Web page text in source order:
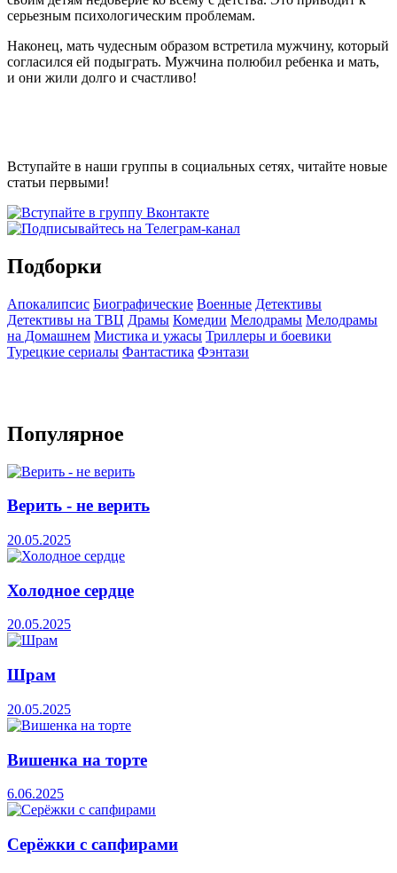
серьезным психологическим проблемам.
Наконец, мать чудесным образом встретила мужчину, который
согласился ей подыграть. Мужчина полюбил ребенка и мать,
и они жили долго и счастливо!
Вступайте в наши группы в социальных сетях, читайте новые
статьи первыми!
Подборки
Апокалипсис Биографические Военные Детективы
Детективы на ТВЦ Драмы Комедии Мелодрамы Мелодрамы
на Домашнем Мистика и ужасы Триллеры и боевики
Турецкие сериалы Фантастика Фэнтази
Популярное
Верить - не верить
20.05.2025
Холодное сердце
20.05.2025
Шрам
20.05.2025
Вишенка на торте
6.06.2025
Серёжки с сапфирами